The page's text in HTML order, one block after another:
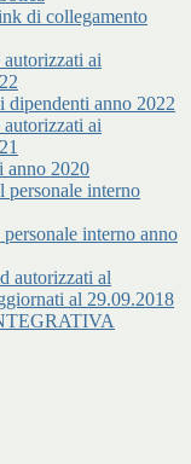
di collegamento
ai
anno 2022
ai
anno 2020
interno
interno anno
autorizzati al
al 29.09.2018